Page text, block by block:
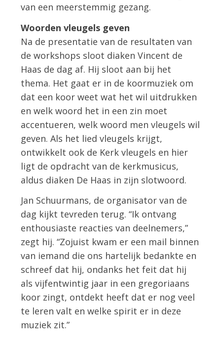
van een meerstemmig gezang.
Woorden vleugels geven
Na de presentatie van de resultaten van
de workshops sloot diaken Vincent de
Haas de dag af. Hij sloot aan bij het
thema. Het gaat er in de koormuziek om
dat een koor weet wat het wil uitdrukken
en welk woord het in een zin moet
accentueren, welk woord men vleugels wil
geven. Als het lied vleugels krijgt,
ontwikkelt ook de Kerk vleugels en hier
ligt de opdracht van de kerkmusicus,
aldus diaken De Haas in zijn slotwoord.
Jan Schuurmans, de organisator van de
dag kijkt tevreden terug. “Ik ontvang
enthousiaste reacties van deelnemers,”
zegt hij. “Zojuist kwam er een mail binnen
van iemand die ons hartelijk bedankte en
schreef dat hij, ondanks het feit dat hij
als vijfentwintig jaar in een gregoriaans
koor zingt, ontdekt heeft dat er nog veel
te leren valt en welke spirit er in deze
muziek zit.”